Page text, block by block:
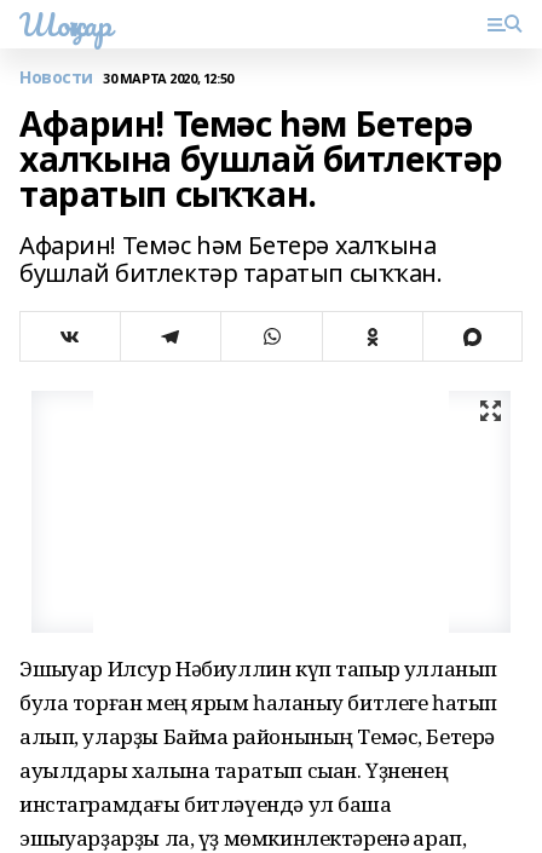
Шоңҡар
Новости 30 МАРТА 2020, 12:50
Афарин! Темәс һәм Бетерә
халҡына бушлай битлектәр
таратып сыҡҡан.
Афарин! Темәс һәм Бетерә халҡына
бушлай битлектәр таратып сыҡҡан.
Эшҡыуар Илсур Нәбиуллин күп тапҡыр ҡулланып
була торған мең ярым һаҡланыу битлеге һатып
алып, уларҙы Баймаҡ районының Темәс, Бетерә
ауылдары халҡына таратып сыҡҡан. Үҙненең
инстаграмдағы битләүендә ул башҡа
эшҡыуарҙарҙы ла, үҙ мөмкинлектәренә ҡарап,